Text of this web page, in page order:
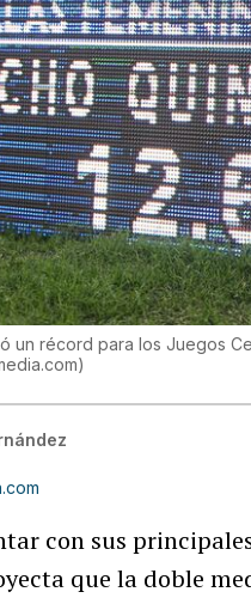
un récord para los Juegos
)
con sus
que la doble